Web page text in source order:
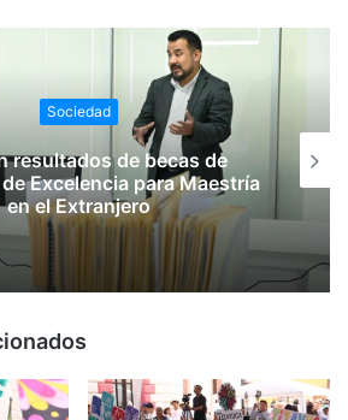
Sociedad
resultados de becas de
Excelencia para Maestría
en el Extranjero